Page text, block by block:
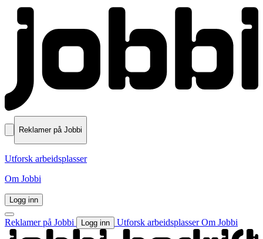
Reklamer på Jobbi
Utforsk arbeidsplasser
Om Jobbi
Logg inn
Reklamer på Jobbi Logg inn Utforsk arbeidsplasserOm Jobbi